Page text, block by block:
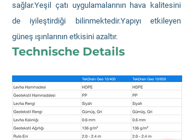
sağlar.Yeşil çatı uygulamalarının hava kalitesini
de iyileştirdiği bilinmektedir.Yapıyı etkileyen
güneş ışınlarının etkisini azaltır.
Technische Details